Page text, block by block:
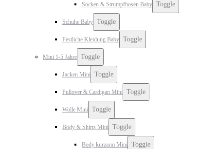
Socken & Strumpfhosen Baby Toggle
Schuhe Baby Toggle
Festliche Kleidung Baby Toggle
Mini 1-5 Jahre Toggle
Jacken Mini Toggle
Pullover & Cardigan Mini Toggle
Wolle Mini Toggle
Body & Shirts Mini Toggle
Body kurzarm Mini Toggle